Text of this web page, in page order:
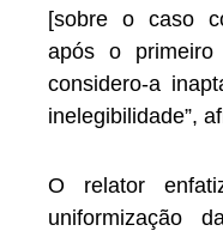
[sobre o caso
após o primeiro
considero-a
inelegibilidade”,
O relator
uniformização